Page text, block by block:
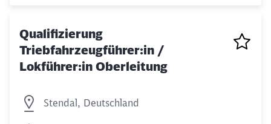
Qualifizierung
Triebfahrzeugführer:in /
Lokführer:in Oberleitung
Stendal, Deutschland